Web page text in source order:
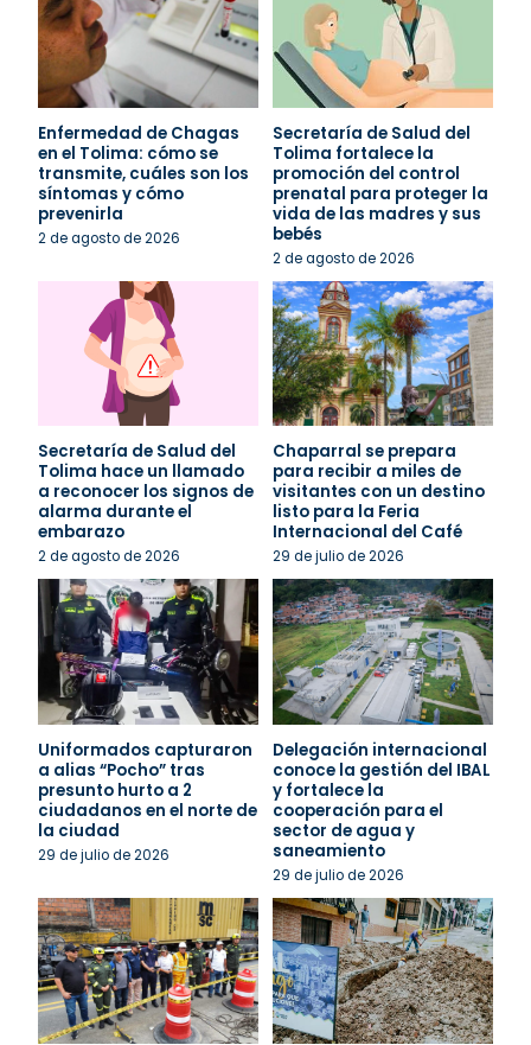
Enfermedad de Chagas
en el Tolima: cómo se
transmite, cuáles son los
síntomas y cómo
prevenirla
2 de agosto de 2026
Secretaría de Salud del
Tolima fortalece la
promoción del control
prenatal para proteger la
vida de las madres y sus
bebés
2 de agosto de 2026
Secretaría de Salud del
Tolima hace un llamado
a reconocer los signos de
alarma durante el
embarazo
2 de agosto de 2026
Chaparral se prepara
para recibir a miles de
visitantes con un destino
listo para la Feria
Internacional del Café
29 de julio de 2026
Uniformados capturaron
a alias “Pocho” tras
presunto hurto a 2
ciudadanos en el norte de
la ciudad
29 de julio de 2026
Delegación internacional
conoce la gestión del IBAL
y fortalece la
cooperación para el
sector de agua y
saneamiento
29 de julio de 2026